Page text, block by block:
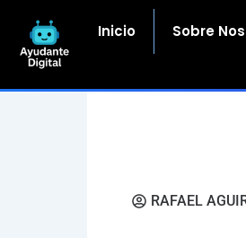
contenido
Inicio Sobre
RAFAEL